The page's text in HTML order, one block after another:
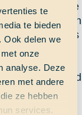
te
te bieden
Ook delen we
onze
analyse. Deze
met andere
ze hebben
services.
hetzelfde
zijn gevaren van
wel steeds
salon gaan
eindelijk iemand
door het
Frankrijk.